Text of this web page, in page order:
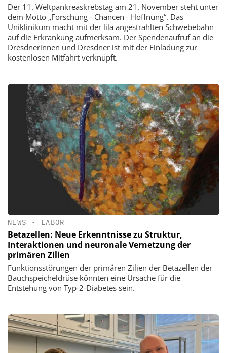
Der 11. Weltpankreaskrebstag am 21. November steht unter
dem Motto „Forschung - Chancen - Hoffnung“. Das
Uniklinikum macht mit der lila angestrahlten Schwebebahn
auf die Erkrankung aufmerksam. Der Spendenaufruf an die
Dresdnerinnen und Dresdner ist mit der Einladung zur
kostenlosen Mitfahrt verknüpft.
NEWS • LABOR
Betazellen: Neue Erkenntnisse zu Struktur,
Interaktionen und neuronale Vernetzung der
primären Zilien
Funktionsstörungen der primären Zilien der Betazellen der
Bauchspeicheldrüse könnten eine Ursache für die
Entstehung von Typ-2-Diabetes sein.